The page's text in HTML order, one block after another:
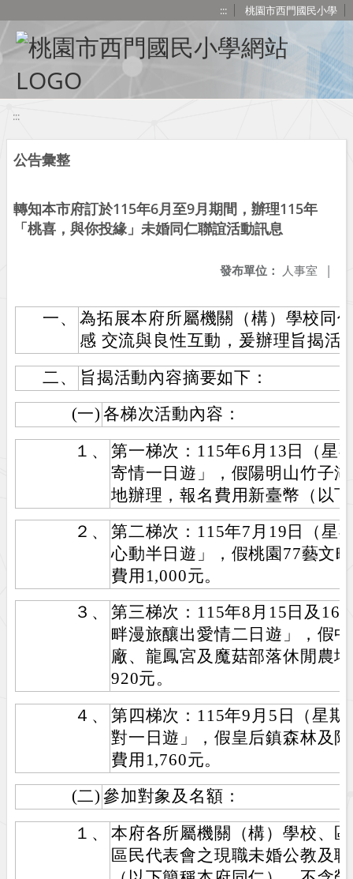
::: 桃園市西門國民小學
:::
公告彙整
轉知本市府訂於115年6月至9月期間，辦理115年
「桃喜，與你投緣」未婚同仁聯誼活動訊息
發布單位： 人事室 |
一、
為拓展本府所屬機關（構）學校同
感 交流與良性互動，爰辦理旨揭活
二、
旨揭活動內容摘要如下：
(一) 各梯次活動內容：
１、
第一梯次：115年6月13日（星
寄情一日遊」，假陽明山竹子
地辦理，報名費用新臺幣（以
２、
第二梯次：115年7月19日（星
心動半日遊」，假桃園77藝文
費用1,000元。
３、
第三梯次：115年8月15日及16
畔漫旅釀出愛情二日遊」，假
廠、龍鳳宮及魔菇部落休閒農
920元。
４、
第四梯次：115年9月5日（星
對一日遊」，假皇后鎮森林及
費用1,760元。
(二) 參加對象及名額：
１、
本府各所屬機關（構）學校、
區民代表會之現職未婚公教及